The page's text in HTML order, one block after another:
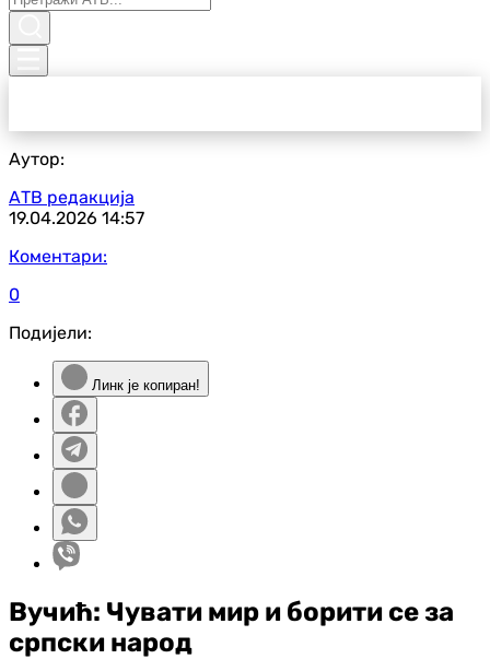
Аутор:
АТВ редакција
19.04.2026 14:57
Коментари:
0
Подијели:
Линк је копиран!
Вучић: Чувати мир и борити се за
српски народ